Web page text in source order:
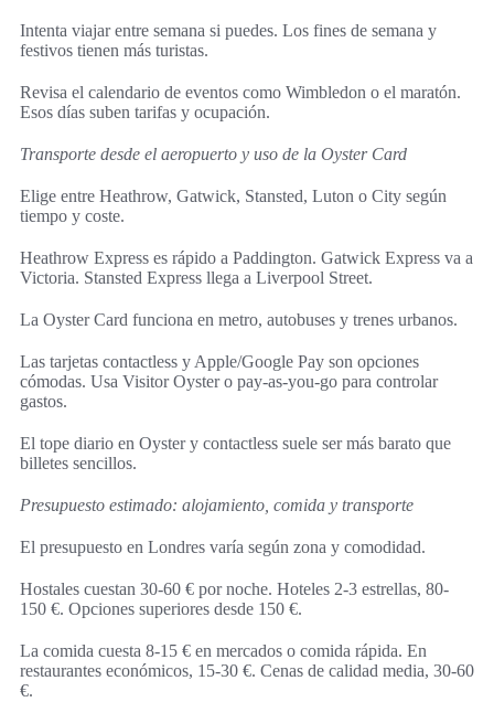
Intenta viajar entre semana si puedes. Los fines de semana y
festivos tienen más turistas.
Revisa el calendario de eventos como Wimbledon o el maratón.
Esos días suben tarifas y ocupación.
Transporte desde el aeropuerto y uso de la Oyster Card
Elige entre Heathrow, Gatwick, Stansted, Luton o City según
tiempo y coste.
Heathrow Express es rápido a Paddington. Gatwick Express va a
Victoria. Stansted Express llega a Liverpool Street.
La Oyster Card funciona en metro, autobuses y trenes urbanos.
Las tarjetas contactless y Apple/Google Pay son opciones
cómodas. Usa Visitor Oyster o pay-as-you-go para controlar
gastos.
El tope diario en Oyster y contactless suele ser más barato que
billetes sencillos.
Presupuesto estimado: alojamiento, comida y transporte
El presupuesto en Londres varía según zona y comodidad.
Hostales cuestan 30-60 € por noche. Hoteles 2-3 estrellas, 80-
150 €. Opciones superiores desde 150 €.
La comida cuesta 8-15 € en mercados o comida rápida. En
restaurantes económicos, 15-30 €. Cenas de calidad media, 30-60
€.